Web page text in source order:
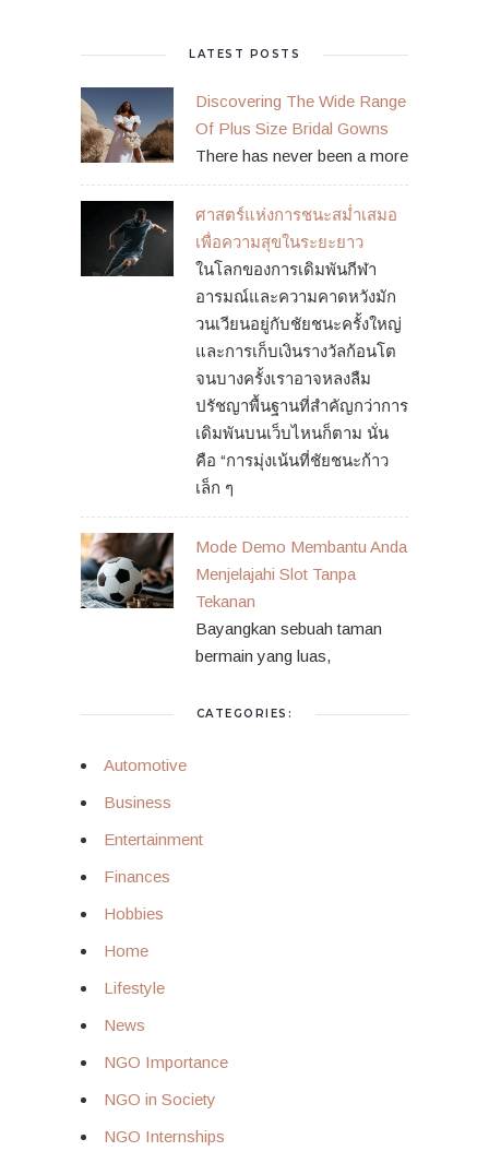
LATEST POSTS
Discovering The Wide Range
Of Plus Size Bridal Gowns
There has never been a more
ศาสตร์แห่งการชนะสม่ำเสมอ
เพื่อความสุขในระยะยาว
ในโลกของการเดิมพันกีฬา
อารมณ์และความคาดหวังมัก
วนเวียนอยู่กับชัยชนะครั้งใหญ่
และการเก็บเงินรางวัลก้อนโต
จนบางครั้งเราอาจหลงลืม
ปรัชญาพื้นฐานที่สำคัญกว่าการ
เดิมพันบนเว็บไหนก็ตาม นั่น
คือ “การมุ่งเน้นที่ชัยชนะก้าว
เล็ก ๆ
Mode Demo Membantu Anda
Menjelajahi Slot Tanpa
Tekanan
Bayangkan sebuah taman
bermain yang luas,
CATEGORIES:
Automotive
Business
Entertainment
Finances
Hobbies
Home
Lifestyle
News
NGO Importance
NGO in Society
NGO Internships